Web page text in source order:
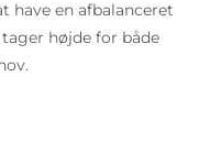
have en afbalanceret
højde for både